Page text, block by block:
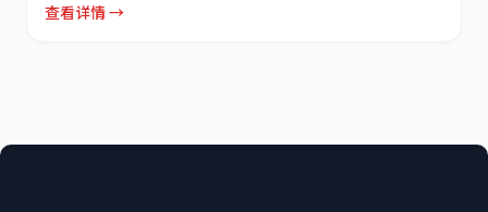
查看详情 →